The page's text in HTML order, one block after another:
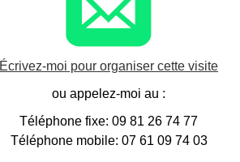
Écrivez-moi pour organiser cette visite
ou appelez-moi au :
Téléphone fixe: 09 81 26 74 77
Téléphone mobile: 07 61 09 74 03